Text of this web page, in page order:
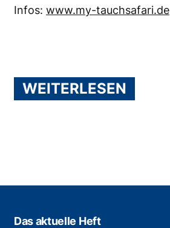
Infos: www.my-tauchsafari.de
WEITERLESEN
Das aktuelle Heft